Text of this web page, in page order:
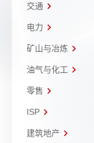
交通
电力
矿山与冶炼
油气与化工
零售
ISP
建筑地产